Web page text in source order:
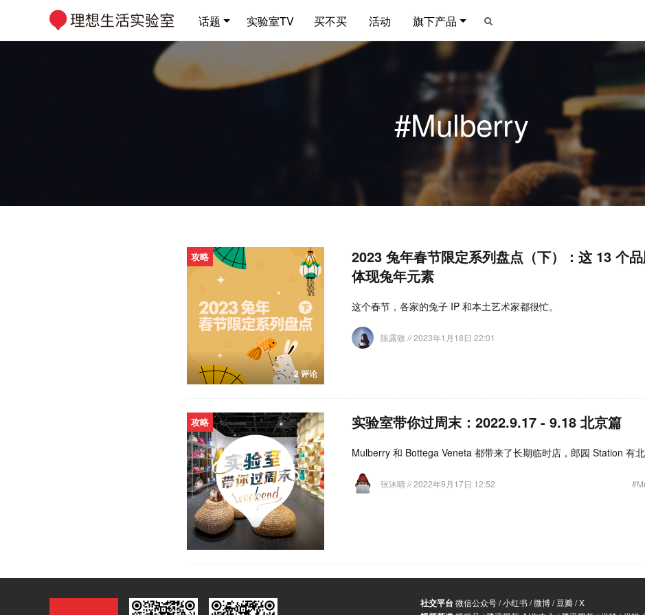
话题 实验室TV 买不买 活动 旗下产品
#Mulberry
攻略
2 评论
2023 兔年春节限定系列盘点（下）：这 13 个
体现兔年元素
这个春节，各家的兔子 IP 和本土艺术家都很忙。
陈露致// 2023年1月18日 22:01
攻略 实验室带你过周末：2022.9.17 - 9.18 北京篇
Mulberry 和 Bottega Veneta 都带来了长期临时店，郎园 Station 有北
张沐晴// 2022年9月17日 12:52
社交平台微信公众号/小红书/微博/豆瓣/X